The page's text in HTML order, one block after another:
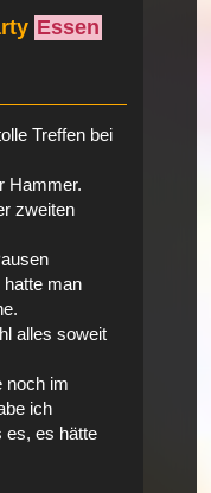
Essen
Treffen bei
Hammer.
zweiten
man
alles soweit
noch im
ich
es, es hätte